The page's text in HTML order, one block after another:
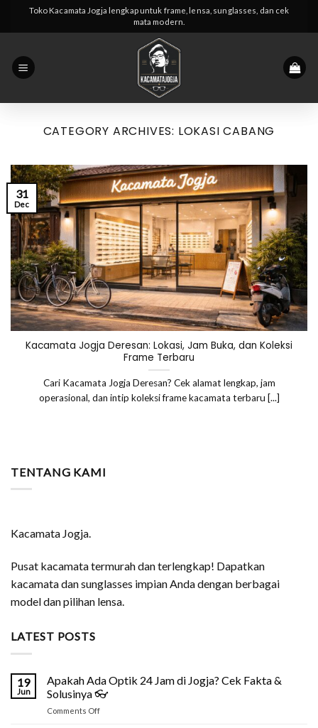
Toko Kacamata Jogja lengkap untuk frame, lensa, sunglasses, dan cek
mata modern.
CATEGORY ARCHIVES: LOKASI CABANG
Kacamata Jogja Deresan: Lokasi, Jam Buka, dan Koleksi
Frame Terbaru
Cari Kacamata Jogja Deresan? Cek alamat lengkap, jam
operasional, dan intip koleksi frame kacamata terbaru [...]
31
Dec
TENTANG KAMI
Kacamata Jogja.
Pusat kacamata termurah dan terlengkap! Dapatkan
kacamata dan sunglasses impian Anda dengan berbagai
model dan pilihan lensa.
LATEST POSTS
19
Jun
Apakah Ada Optik 24 Jam di Jogja? Cek Fakta &
Solusinya 👓
Comments Offon